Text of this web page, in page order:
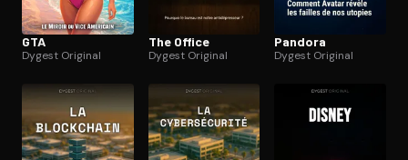
GTA
Dygest Original
The Office
Dygest Original
Pandora
Dygest Original